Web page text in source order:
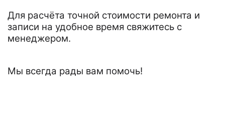
Для расчёта точной стоимости ремонта и
записи на удобное время свяжитесь с
менеджером.
Мы всегда рады вам помочь!